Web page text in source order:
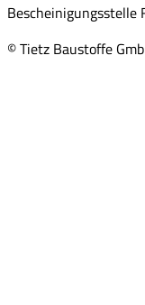
Bescheinigungsstelle
© Tietz Baustoffe